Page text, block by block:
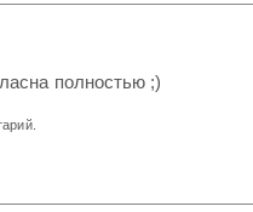
полностью ;)